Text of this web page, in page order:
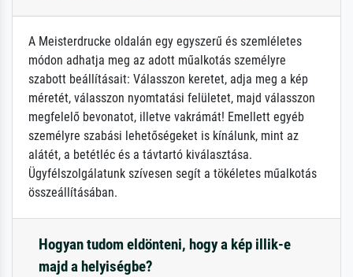
A Meisterdrucke oldalán egy egyszerű és szemléletes
módon adhatja meg az adott műalkotás személyre
szabott beállításait: Válasszon keretet, adja meg a kép
méretét, válasszon nyomtatási felületet, majd válasszon
megfelelő bevonatot, illetve vakrámát! Emellett egyéb
személyre szabási lehetőségeket is kínálunk, mint az
alátét, a betétléc és a távtartó kiválasztása.
Ügyfélszolgálatunk szívesen segít a tökéletes műalkotás
összeállításában.
Hogyan tudom eldönteni, hogy a kép illik-e
majd a helyiségbe?